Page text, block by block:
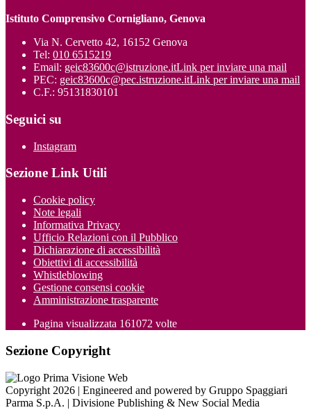
Istituto Comprensivo Cornigliano, Genova
Via N. Cervetto 42, 16152 Genova
Tel: 010 6515219
Email: geic83600c@istruzione.itLink per inviare una mail
PEC: geic83600c@pec.istruzione.itLink per inviare una mail
C.F.: 95131830101
Seguici su
Instagram
Sezione Link Utili
Cookie policy
Note legali
Informativa Privacy
Ufficio Relazioni con il Pubblico
Dichiarazione di accessibilità
Obiettivi di accessibilità
Whistleblowing
Gestione consensi cookie
Amministrazione trasparente
Pagina visualizzata 161072 volte
Sezione Copyright
Copyright 2026 | Engineered and powered by Gruppo Spaggiari
Parma S.p.A. | Divisione Publishing & New Social Media